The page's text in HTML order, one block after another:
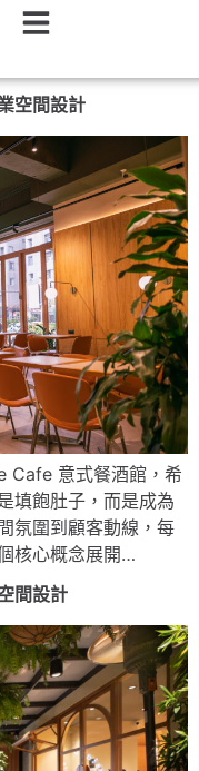
空間設計
Cafe 意式餐酒館，希
填飽肚子，而是成為
氛圍到顧客動線，每
核心概念展開…
間設計